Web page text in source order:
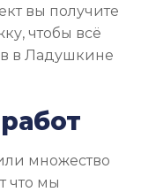
вы получите
чтобы всё
в Ладушкине
множество
что мы